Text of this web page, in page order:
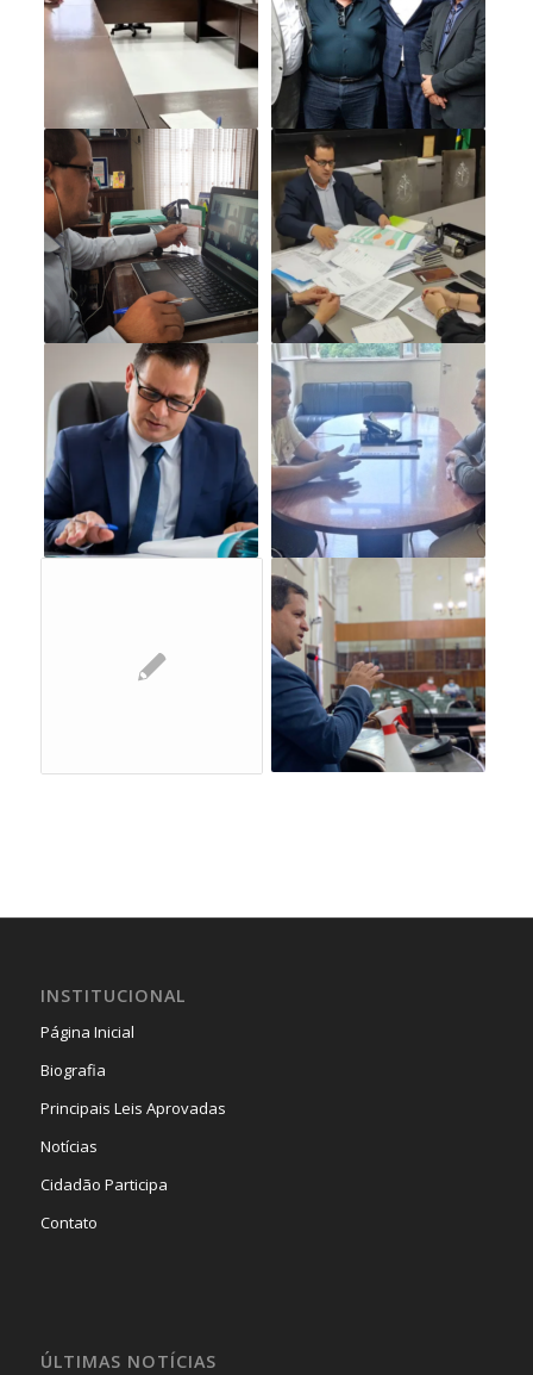
INSTITUCIONAL
Página Inicial
Biografia
Principais Leis Aprovadas
Notícias
Cidadão Participa
Contato
ÚLTIMAS NOTÍCIAS